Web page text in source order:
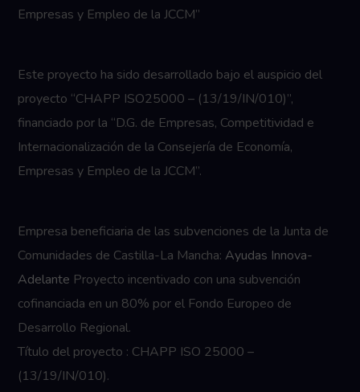
Empresas y Empleo de la JCCM”
Este proyecto ha sido desarrollado bajo el auspicio del
proyecto “CHAPP ISO25000 – (13/19/IN/010)”,
financiado por la “D.G. de Empresas, Competitividad e
Internacionalización de la Consejería de Economía,
Empresas y Empleo de la JCCM”.
Empresa beneficiaria de las subvenciones de la Junta de
Comunidades de Castilla-La Mancha:Ayudas Innova-
Adelante Proyecto incentivado con una subvención
cofinanciada en un 80% por el Fondo Europeo de
Desarrollo Regional.
Título del proyecto : CHAPP ISO 25000 –
(13/19/IN/010).